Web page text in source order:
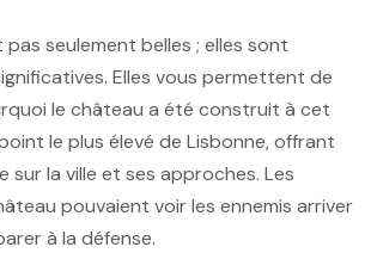
seulement belles ; elles sont
Elles vous permettent de
le château a été construit à cet
le plus élevé de Lisbonne, offrant
sur la ville et ses approches. Les
pouvaient voir les ennemis arriver
à la défense.